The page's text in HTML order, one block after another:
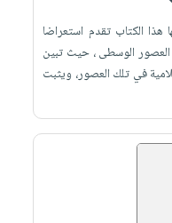
هذا الكتاب تقدم استعراضا
الوسطى ، حيث تبين
في تلك العصور، ويثبت